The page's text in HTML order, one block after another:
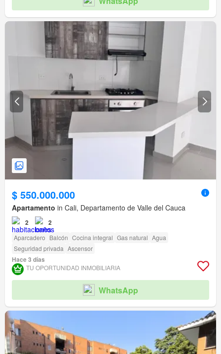
$ 550.000.000
Apartamento in Cali, Departamento de Valle del Cauca
2 2
Aparcadero Balcón Cocina integral Gas natural Agua
Seguridad privada Ascensor
Hace 3 días
TU OPORTUNIDAD INMOBILIARIA
WhatsApp